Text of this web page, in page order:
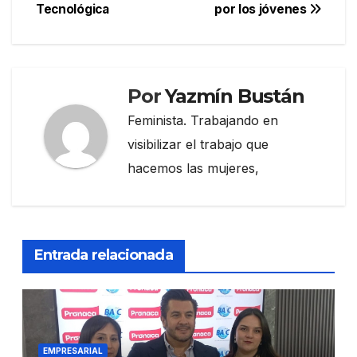
por los jóvenes
Tecnológica
PorYazmín Bustán
Feminista. Trabajando en
visibilizar el trabajo que
hacemos las mujeres,
Entrada relacionada
EMPRESARIAL